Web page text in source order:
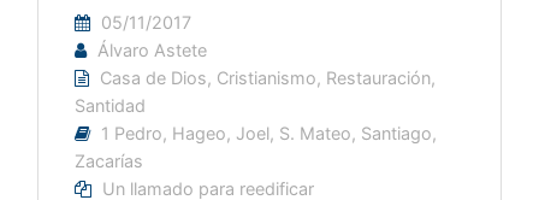
05/11/2017
Álvaro Astete
Casa de Dios, Cristianismo, Restauración,
Santidad
1 Pedro, Hageo, Joel, S. Mateo, Santiago,
Zacarías
Un llamado para reedificar